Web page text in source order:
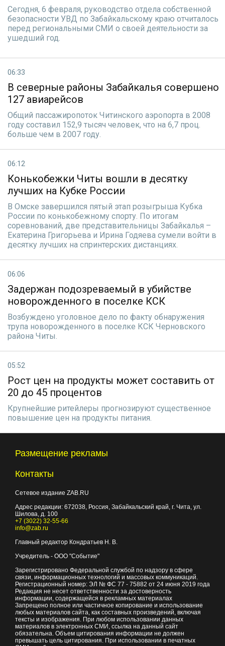
Сегодня, 6 февраля, руководство отдела собственной
безопасности УВД по Забайкальскому краю отчиталось
перед региональными СМИ о своей деятельности за
ушедший год.
06:33
В северные районы Забайкалья совершено
127 авиарейсов
Общий пассажиропоток Читинского аэропорта в 2008
году составил 152,9 тысяч человек, что на 6,7 проц.
больше чем в 2007 году.
06:12
Конькобежки Читы вошли в десятку
лучших на Кубке России
В Омске завершился пятый этап розыгрыша Кубка
России по конькобежному спорту. По итогам
соревнований, две представительницы Забайкалья –
Екатерина Григорьева и Ирина Годяева сумели войти в
десятку лучших на спринтерских дистанциях.
06:06
Задержан подозреваемый в убийстве
новорожденного в поселке КСК
Возбуждено уголовное дело по факту обнаружения
трупа новорожденного в поселке КСК Черновского
района Читы.
05:52
Рост цен на продукты может составить от
20 до 45 процентов
Крупнейшие ритейлеры прогнозируют существенное
повышение цен на продукты питания.
Размещение рекламы
Контакты
Сетевое издание ZAB.RU
Адрес редакции: 672038, Россия, Забайкальский край, г. Чита, ул.
Шилова, д. 100
+7 (3022) 32-55-66
info@zab.ru
Главный редактор Кондратьев Н. В.
Учредитель - ООО "Событие"
Зарегистрировано Федеральной службой по надзору в сфере
связи, информационных технологий и массовых коммуникаций.
Регистрационный номер: ЭЛ № ФС 77 - 75882 от 24 июня 2019 года
Редакция не несет ответственности за достоверность
информации, содержащейся в рекламных материалах
Запрещено полное или частичное копирование и использование
любых материалов сайта, как составных произведений, включая
тексты и изображения. При любом использовании данных
материалов в электронных СМИ, ссылка на данный сайт
обязательна. Объем цитирования информации не должен
превышать цель цитирования. При использовании в печатных